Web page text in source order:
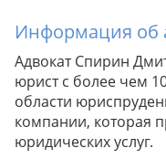
Информация об
Адвокат Спирин
юрист с более чем
области
компании, которая
юридических услуг.